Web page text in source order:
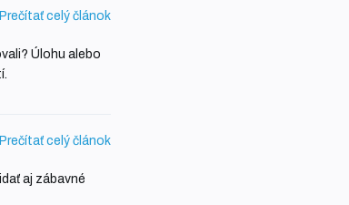
Úlohu alebo
Prečítať celý článok
aj zábavné
Prečítať celý článok